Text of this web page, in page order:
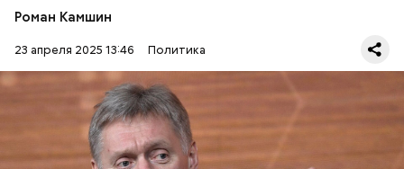
Роман Камшин
23 апреля 2025 13:46 Политика
Биньямином Нетаньяху управляют его жена Сара и
сын Яир.